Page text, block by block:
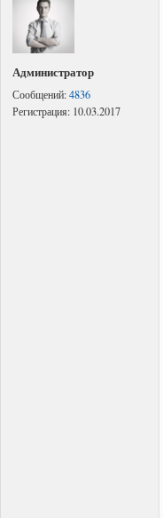
Администратор
Сообщений:4836
Регистрация: 10.03.2017